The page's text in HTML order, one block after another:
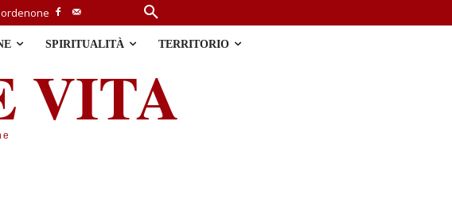
SPIRITUALITÀ TERRITORIO
VITA